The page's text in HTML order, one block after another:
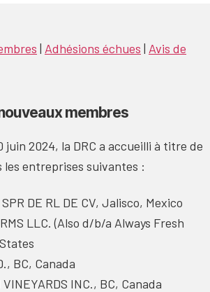
| Adhésions échues | Avis de
membres
juin 2024, la DRC a accueilli à titre de
les entreprises suivantes :
SPR DE RL DE CV, Jalisco, Mexico
LLC. (Also d/b/a Always Fresh
BC, Canada
INC., BC, Canada